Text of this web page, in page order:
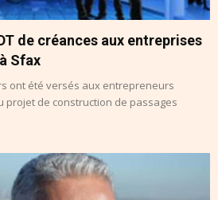
de créances aux entreprises
Sfax
ont été versés aux entrepreneurs
projet de construction de passages